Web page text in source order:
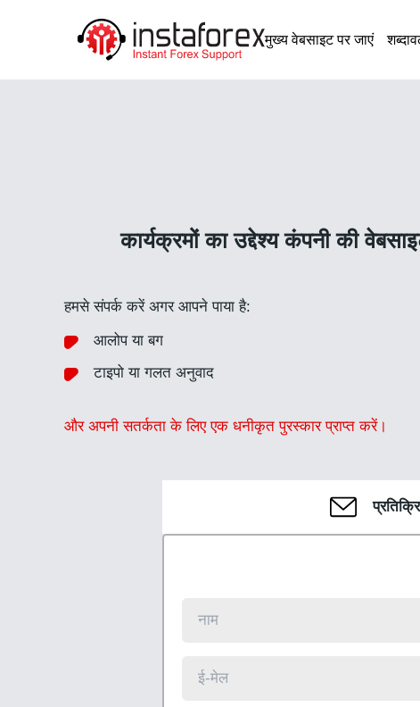
मुख्य वेबसाइट पर जाएं
कार्यक्रमों का उद्देश्य कंपनी की
हमसे संपर्क करें अगर आपने पाया है:
आलोप या बग
टाइपो या गलत अनुवाद
और अपनी सतर्कता के लिए एक धनीकृत पुरस्कार प्राप्त करें।